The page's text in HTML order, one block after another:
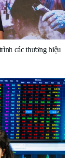
các thương hiệu